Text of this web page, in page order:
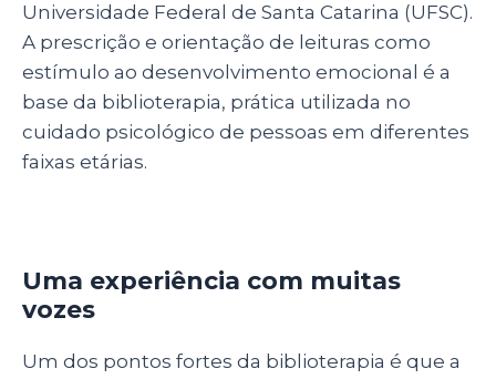
Universidade Federal de Santa Catarina (UFSC).
A prescrição e orientação de leituras como
estímulo ao desenvolvimento emocional é a
base da biblioterapia, prática utilizada no
cuidado psicológico de pessoas em diferentes
faixas etárias.
Uma experiência com muitas
vozes
Um dos pontos fortes da biblioterapia é que a